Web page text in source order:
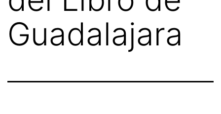
Guadalajara